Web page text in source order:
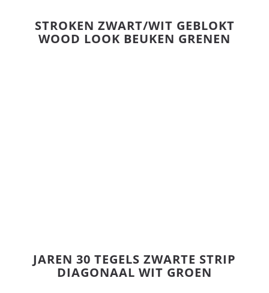
STROKEN ZWART/WIT GEBLOKT
WOOD LOOK BEUKEN GRENEN
JAREN 30 TEGELS ZWARTE STRIP
DIAGONAAL WIT GROEN